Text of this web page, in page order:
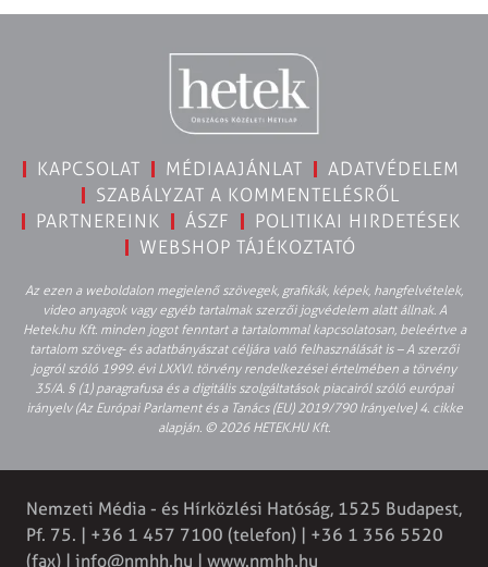
KAPCSOLAT MÉDIAAJÁNLAT
ADATVÉDELEM
SZABÁLYZAT A KOMMENTELÉSRŐL
PARTNEREINK
ÁSZF
POLITIKAI HIRDETÉSEK
WEBSHOP TÁJÉKOZTATÓ
Az ezen a weboldalon megjelenő szövegek, grafikák, képek, hangfelvételek,
video anyagok vagy egyéb tartalmak szerzői jogvédelem alatt állnak. A
Hetek.hu Kft. minden jogot fenntart a tartalommal kapcsolatosan, beleértve a
tartalom szöveg- és adatbányászat céljára való felhasználását is – A szerzői
jogról szóló 1999. évi LXXVI. törvény rendelkezései értelmében a törvény
35/A. § (1) paragrafusa és a digitális szolgáltatások piacairól szóló európai
irányelv (Az Európai Parlament és a Tanács (EU) 2019/790 Irányelve) 4. cikke
alapján. © 2026 HETEK.HU Kft.
Nemzeti Média - és Hírközlési Hatóság, 1525 Budapest,
Pf. 75. | +36 1 457 7100 (telefon) | +36 1 356 5520
(fax) | info@nmhh.hu | www.nmhh.hu